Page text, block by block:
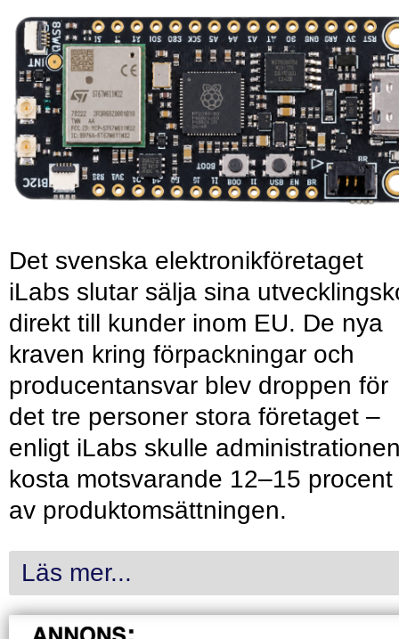
Det svenska elektronikföretaget
iLabs slutar sälja sina
direkt till kunder inom EU. De nya
kraven kring förpackningar och
producentansvar blev droppen för
det tre personer stora företaget –
enligt iLabs skulle
kosta motsvarande 12–15 procent
av produktomsättningen.
Läs mer...